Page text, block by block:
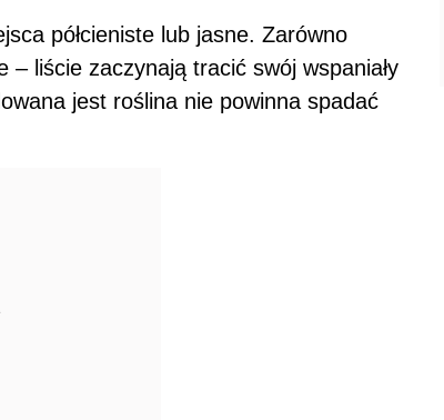
półcieniste lub jasne. Zarówno
– liście zaczynają tracić swój wspaniały
jest roślina nie powinna spadać